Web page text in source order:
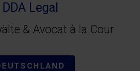
DDA Legal
& Avocat à la Cour